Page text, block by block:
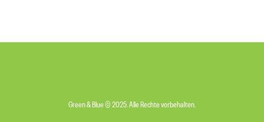
Green & Blue © 2025. Alle Rechte vorbehalten.